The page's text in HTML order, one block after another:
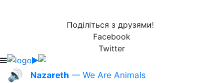
Поділіться з друзями!
Facebook
Twitter
🔊 Nazareth — We Are Animals